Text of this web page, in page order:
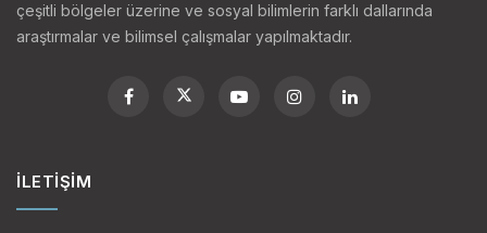
çeşitli bölgeler üzerine ve sosyal bilimlerin farklı dallarında
araştırmalar ve bilimsel çalışmalar yapılmaktadır.
İLETIŞIM